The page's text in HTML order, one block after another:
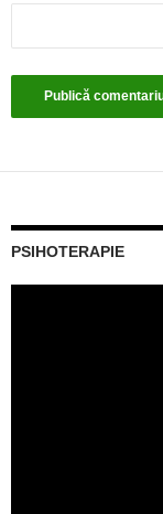
PSIHOTERAPIE